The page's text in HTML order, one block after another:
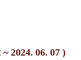
2024. 06. 07 )